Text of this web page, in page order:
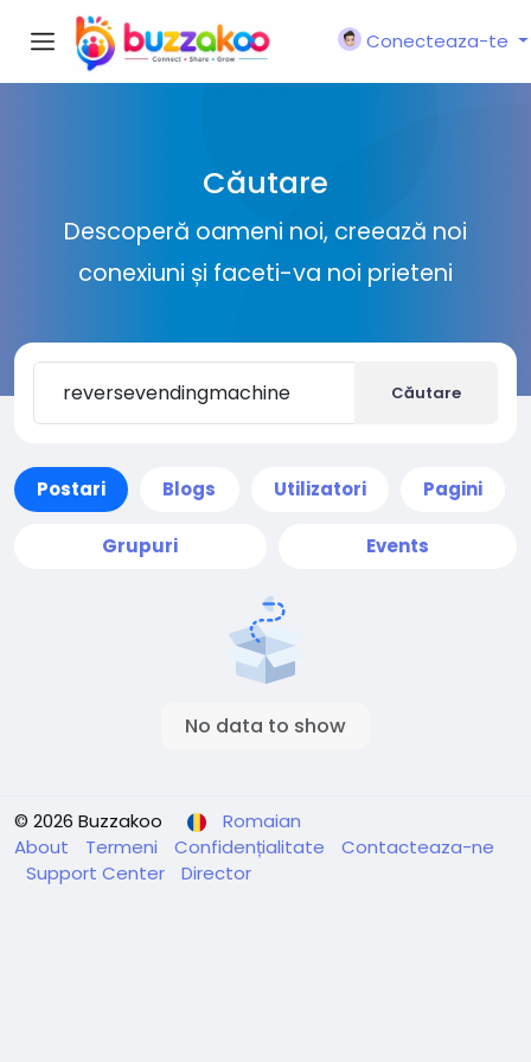
Conecteaza-te
Căutare
Descoperă oameni noi, creează noi
conexiuni și faceti-va noi prieteni
Căutare
Postari Blogs Utilizatori Pagini
Grupuri Events
No data to show
© 2026 Buzzakoo
Romaian
About
Termeni Confidențialitate
Contacteaza-ne
Support Center
Director